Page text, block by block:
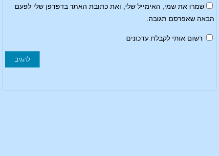
שמרו את שמי, האימייל שלי, ואת כתובת האתר בדפדפן שלי לפעם
הבאה שאפרסם תגובה.
רשום אותי לקבלת עדכונים